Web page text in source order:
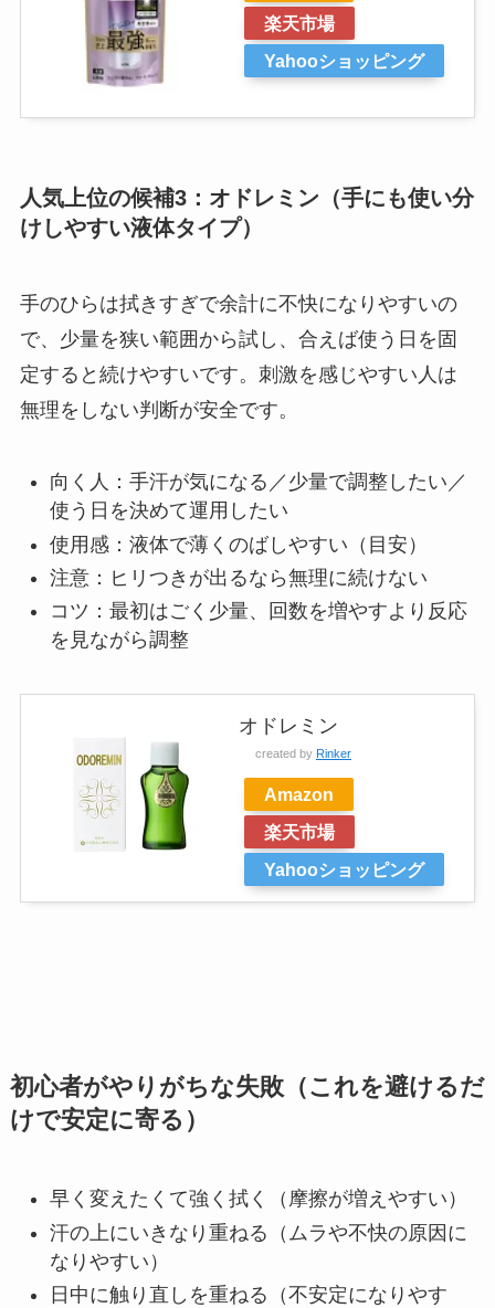
楽天市場
Yahooショッピング
人気上位の候補3：オドレミン（手にも使い分
けしやすい液体タイプ）
手のひらは拭きすぎで余計に不快になりやすいの
で、少量を狭い範囲から試し、合えば使う日を固
定すると続けやすいです。刺激を感じやすい人は
無理をしない判断が安全です。
向く人：手汗が気になる／少量で調整したい／
使う日を決めて運用したい
使用感：液体で薄くのばしやすい（目安）
注意：ヒリつきが出るなら無理に続けない
コツ：最初はごく少量、回数を増やすより反応
を見ながら調整
オドレミン
created by Rinker
Amazon
楽天市場
Yahooショッピング
初心者がやりがちな失敗（これを避けるだ
けで安定に寄る）
早く変えたくて強く拭く（摩擦が増えやすい）
汗の上にいきなり重ねる（ムラや不快の原因に
なりやすい）
日中に触り直しを重ねる（不安定になりやす